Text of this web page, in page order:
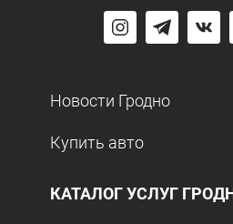
Новости Гродно
Купить авто
КАТАЛОГ УСЛУГ